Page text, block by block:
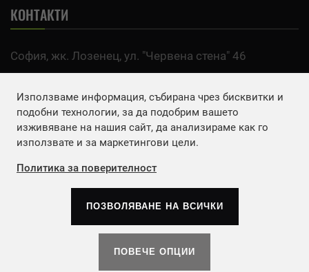
КОНТАКТИ
София, жк. Лозенец, ул. "Червена стена" 46
Email: office@agro.bg
FACEBOOK
Copyrights © 2026Агенция Европа ЕООД
права запазени.
Използваме информация, събирана чрез бисквитки и
подобни технологии, за да подобрим вашето
изживяване на нашия сайт, да анализираме как го
използвате и за маркетингови цели.
Политика за поверителност
ПОЗВОЛЯВАНЕ НА ВСИЧКИ
ПОВЕЧЕ ОПЦИИ